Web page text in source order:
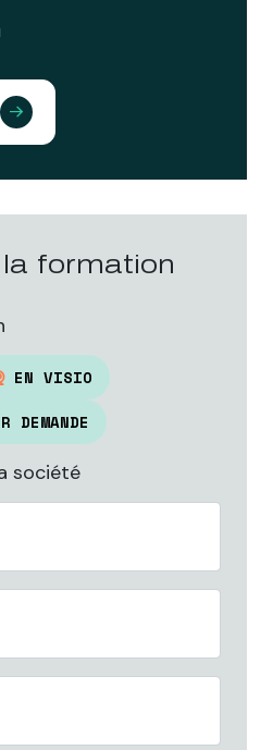
formation
EN VISIO
DEMANDE
société